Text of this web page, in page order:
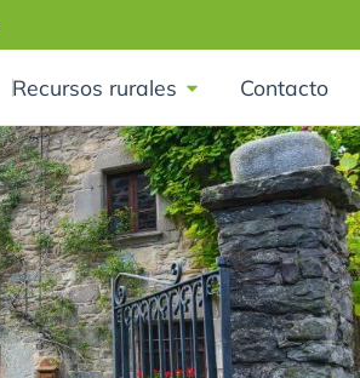
Recursos rurales Contacto